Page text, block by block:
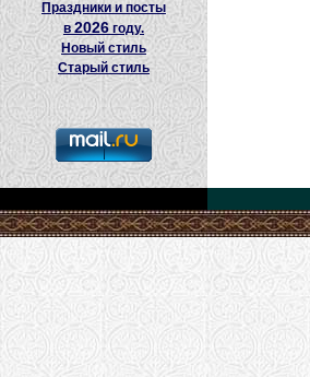
Праздники и посты
в2026 году.
Новый стиль
Старый стиль